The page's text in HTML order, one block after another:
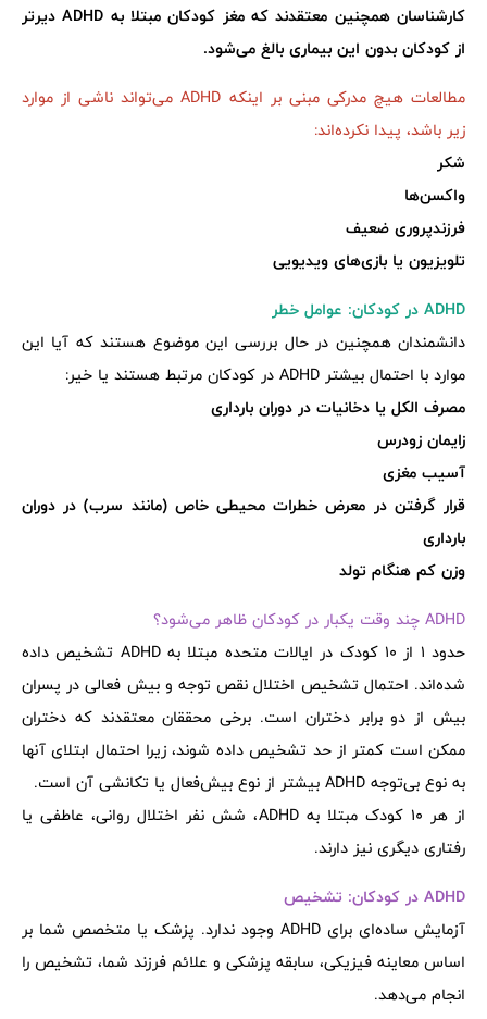
کارشناسان همچنین معتقدند که مغز کودکان مبتلا به ADHD دیرتر
از کودکان بدون این بیماری بالغ می‌شود.
مطالعات هیچ مدرکی مبنی بر اینکه ADHD می‌تواند ناشی از موارد
زیر باشد، پیدا نکرده‌اند:
شکر
واکسن‌ها
فرزندپروری ضعیف
تلویزیون یا بازی‌های ویدیویی
ADHD در کودکان: عوامل خطر
دانشمندان همچنین در حال بررسی این موضوع هستند که آیا این
موارد با احتمال بیشتر ADHD در کودکان مرتبط هستند یا خیر:
مصرف الکل یا دخانیات در دوران بارداری
زایمان زودرس
آسیب مغزی
قرار گرفتن در معرض خطرات محیطی خاص (مانند سرب) در دوران
بارداری
وزن کم هنگام تولد
ADHD چند وقت یکبار در کودکان ظاهر می‌شود؟
حدود 1 از 10 کودک در ایالات متحده مبتلا به ADHD تشخیص داده
شده‌اند. احتمال تشخیص اختلال نقص توجه و بیش فعالی در پسران
بیش از دو برابر دختران است. برخی محققان معتقدند که دختران
ممکن است کمتر از حد تشخیص داده شوند، زیرا احتمال ابتلای آنها
به نوع بی‌توجه ADHD بیشتر از نوع بیش‌فعال یا تکانشی آن است.
از هر 10 کودک مبتلا به ADHD، شش نفر اختلال روانی، عاطفی یا
رفتاری دیگری نیز دارند.
ADHD در کودکان: تشخیص
آزمایش ساده‌ای برای ADHD وجود ندارد. پزشک یا متخصص شما بر
اساس معاینه فیزیکی، سابقه پزشکی و علائم فرزند شما، تشخیص را
انجام می‌دهد.